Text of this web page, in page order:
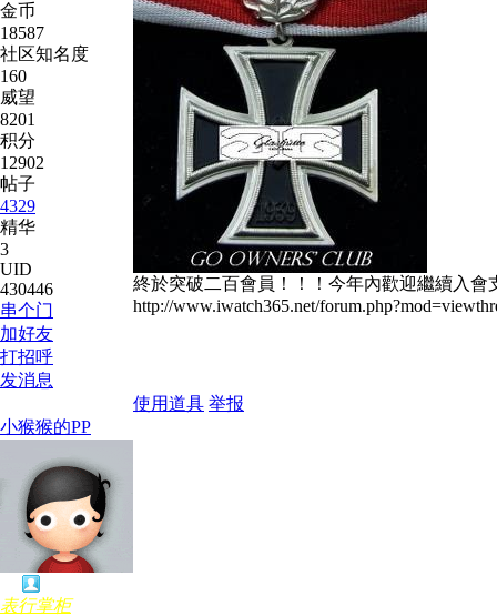
金币
18587
社区知名度
160
威望
8201
积分
12902
帖子
4329
精华
3
UID
430446
串个门
加好友
打招呼
发消息
終於突破二百會員！！！今年內歡迎繼續入會
http://www.iwatch365.net/
使用道具 举报
小猴猴的PP
表行掌柜